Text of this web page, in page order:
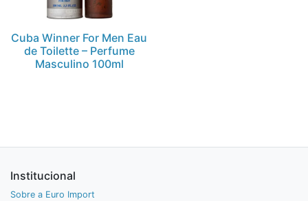
Cuba Winner For Men Eau
de Toilette – Perfume
Masculino 100ml
Institucional
Sobre a Euro Import